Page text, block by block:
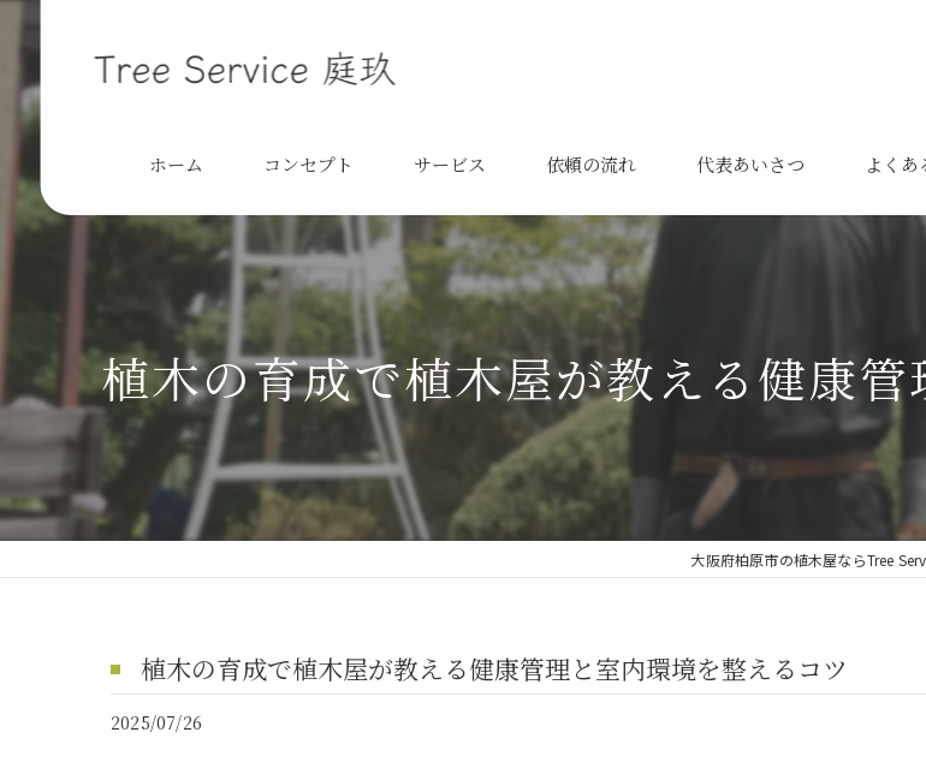
ホーム コンセプト サービス 依頼の流れ 代表あいさつ よくあ
植木の育成で植木屋が教える健康
大阪府柏原市の植木屋ならTree
植木の育成で植木屋が教える健康管理と室内環境を整えるコツ
2025/07/26